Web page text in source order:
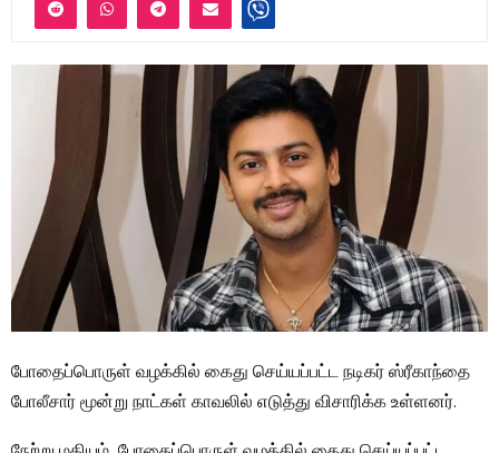
போதைப்பொருள் வழக்கில் கைது செய்யப்பட்ட நடிகர் ஸ்ரீகாந்தை
போலீசார் மூன்று நாட்கள் காவலில் எடுத்து விசாரிக்க உள்ளனர்.